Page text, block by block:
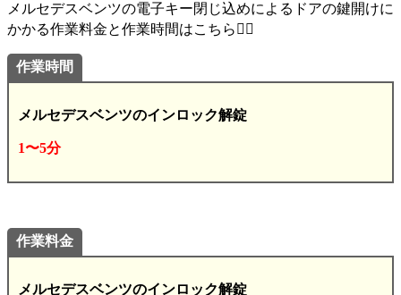
メルセデスベンツの電子キー閉じ込めによるドアの鍵開けに
かかる作業料金と作業時間はこちら💁‍♂️
作業時間
メルセデスベンツのインロック解錠
1〜5分
作業料金
メルセデスベンツのインロック解錠